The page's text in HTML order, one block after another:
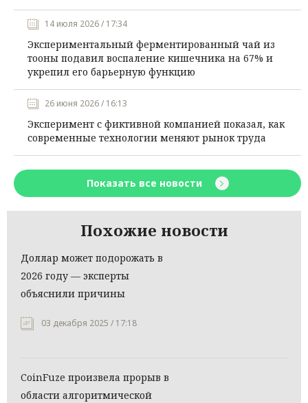
14 июля 2026 / 17:34
Экспериментальный ферментированный чай из
тооны подавил воспаление кишечника на 67% и
укрепил его барьерную функцию
26 июня 2026 / 16:13
Эксперимент с фиктивной компанией показал, как
современные технологии меняют рынок труда
Показать все новости
Похожие новости
Доллар может подорожать в
2026 году — эксперты
объяснили причины
03 декабря 2025 / 17:18
CoinFuze произвела прорыв в
области алгоритмической